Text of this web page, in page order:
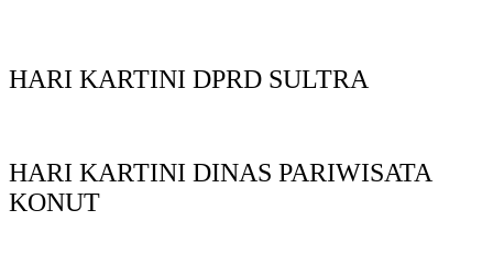
HARI KARTINI DPRD SULTRA
HARI KARTINI DINAS PARIWISATA
KONUT